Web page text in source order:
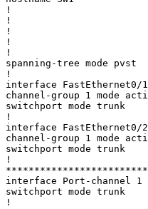
!
!
!
!
!
spanning-tree mode pvst
!
interface FastEthernet0/1
channel-group 1 mode
switchport mode trunk
!
interface FastEthernet0/2
channel-group 1 mode
switchport mode trunk
!
interface Port-channel 1
switchport mode trunk
!